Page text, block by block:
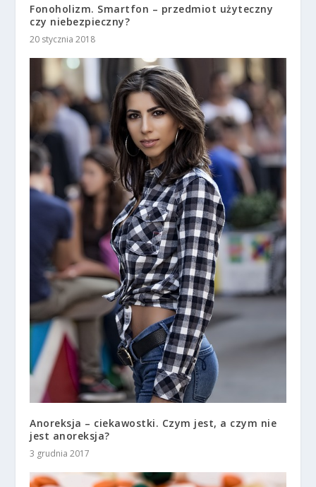
Fonoholizm. Smartfon – przedmiot użyteczny
czy niebezpieczny?
20 stycznia 2018
Anoreksja – ciekawostki. Czym jest, a czym nie
jest anoreksja?
3 grudnia 2017